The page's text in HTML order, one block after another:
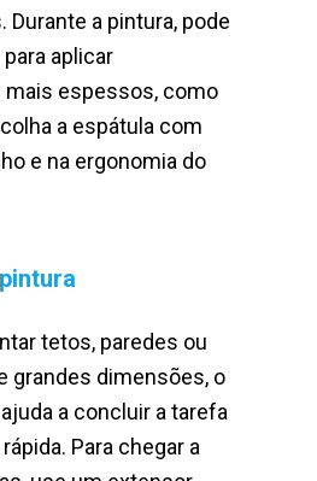
Durante a pintura, pode
aplicar
espessos, como
a espátula com
e na ergonomia do
tetos, paredes ou
grandes dimensões, o
a concluir a tarefa
Para chegar a